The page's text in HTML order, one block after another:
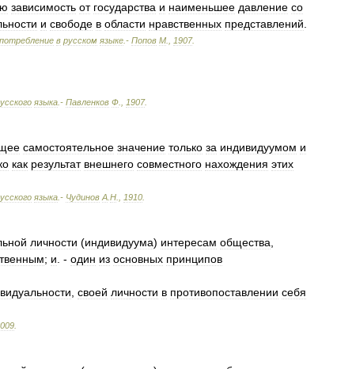
зависимость от государства и наименьшее давление со
и свободе в области нравственных представлений
в русском языке .- Попов М 1907.
языка .- Павленков Ф 1907.
самостоятельное значение только за индивидуумом и
как результат внешнего совместного нахождения этих
языка .- Чудинов А Н 1910
личности (индивидуума) интересам общества
; и . - один из основных принципов
своей личности в противопоставлении себя